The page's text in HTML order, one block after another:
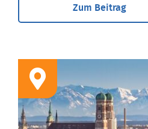
Zum Beitrag